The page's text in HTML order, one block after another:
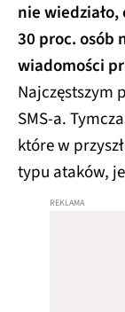
nie
30 proc. osób
wiadomości
Najczęstszym
SMS-a.
które w
typu ataków,